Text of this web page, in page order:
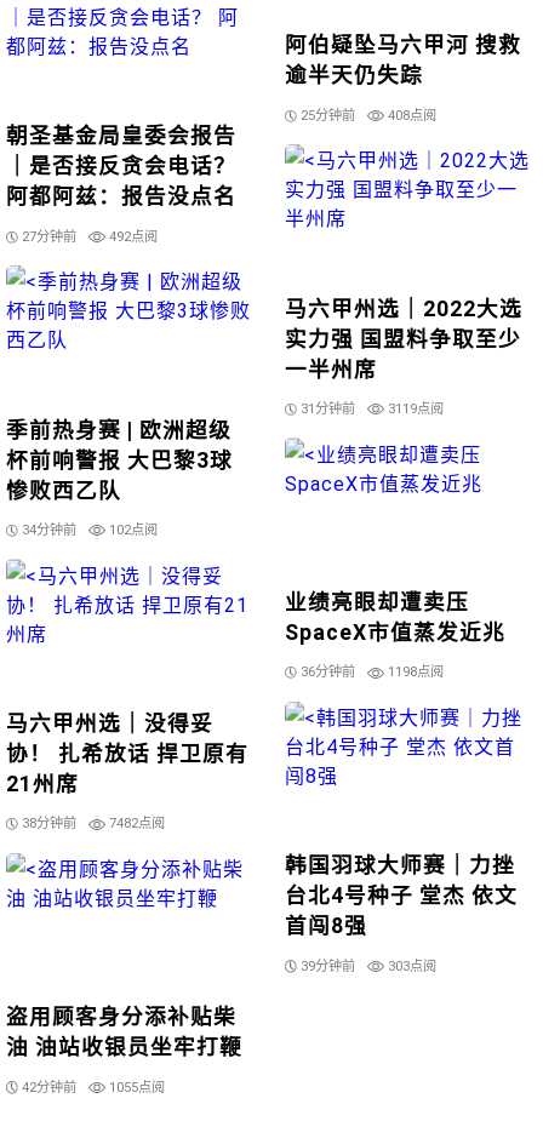
阿伯疑坠马六甲河 搜救
逾半天仍失踪
25分钟前 408点阅
朝圣基金局皇委会报告
｜是否接反贪会电话？
阿都阿兹：报告没点名
27分钟前 492点阅
马六甲州选｜2022大选
实力强 国盟料争取至少
一半州席
31分钟前 3119点阅
季前热身赛 | 欧洲超级
杯前响警报 大巴黎3球
惨败西乙队
34分钟前 102点阅
业绩亮眼却遭卖压
SpaceX市值蒸发近兆
36分钟前 1198点阅
马六甲州选｜没得妥
协！ 扎希放话 捍卫原有
21州席
38分钟前 7482点阅
韩国羽球大师赛｜力挫
台北4号种子 堂杰 依文
首闯8强
39分钟前 303点阅
盗用顾客身分添补贴柴
油 油站收银员坐牢打鞭
42分钟前 1055点阅